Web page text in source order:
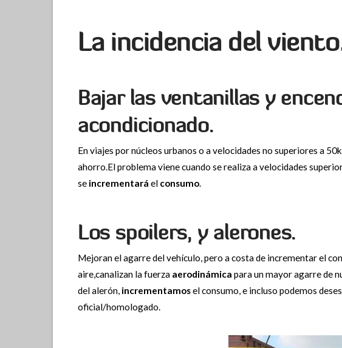
La incidencia del
Bajar las ventanillas y
acondicionado.
En viajes por núcleos urbanos o a velocidades no superiores a
ahorro.El problema viene cuando se realiza a velocidades
se incrementará el consumo.
Los spoilers, y alerones.
Mejoran el agarre del vehículo, pero a costa de incrementar el
aire,canalizan la fuerza aerodinámica para un mayor agarre de
del alerón, incrementamosel consumo, e incluso podemos
oficial/homologado.